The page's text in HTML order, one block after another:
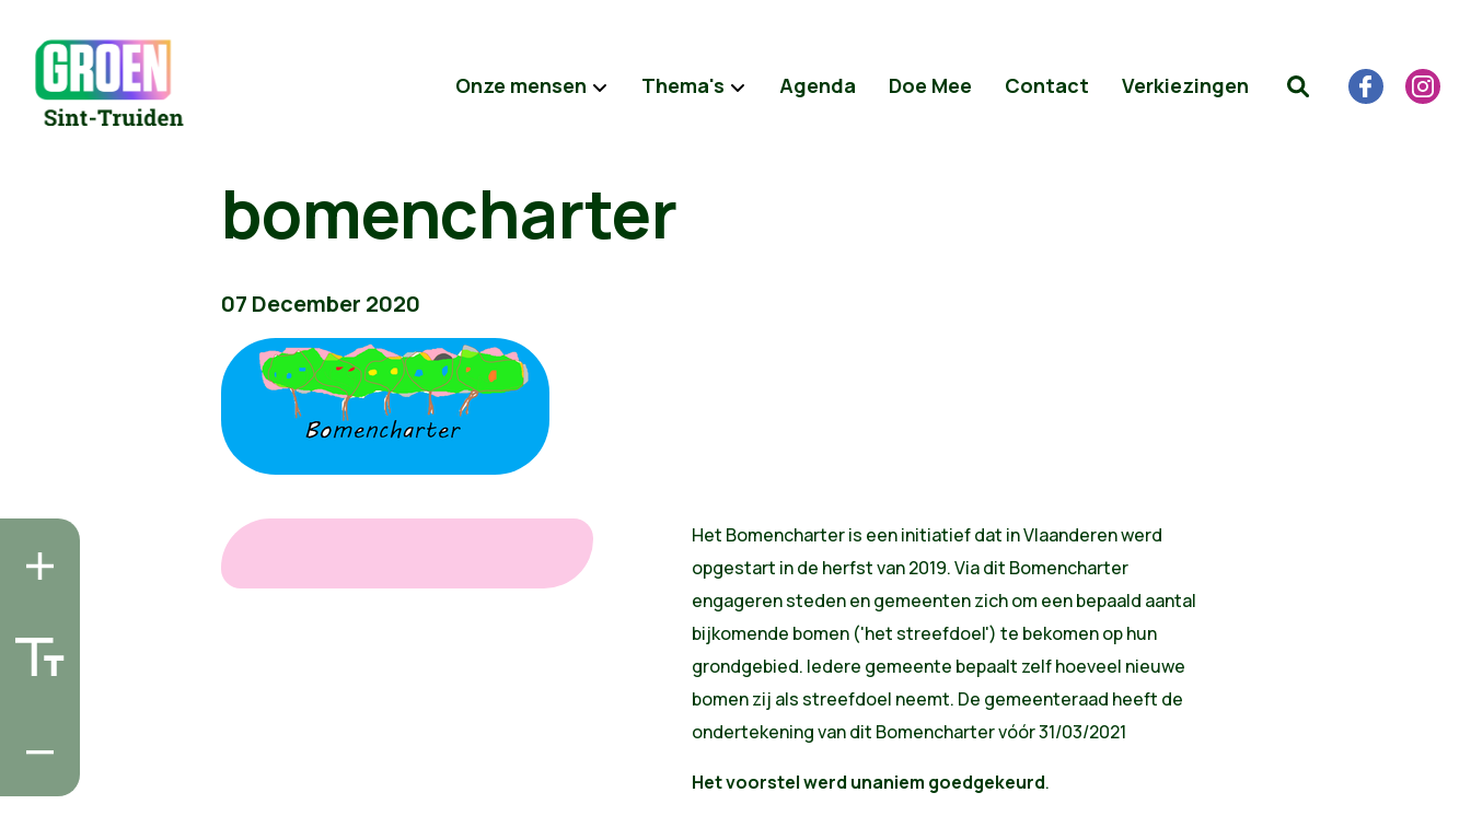
Onze mensen Thema's Agenda Doe Mee Contact Verkiezingen
bomencharter
07 December 2020
Het Bomencharter is een initiatief dat in Vlaanderen werd
opgestart in de herfst van 2019. Via dit Bomencharter
engageren steden en gemeenten zich om een bepaald aantal
bijkomende bomen ('het streefdoel') te bekomen op hun
grondgebied. Iedere gemeente bepaalt zelf hoeveel nieuwe
bomen zij als streefdoel neemt. De gemeenteraad heeft de
ondertekening van dit Bomencharter vóór 31/03/2021
Het voorstel werd unaniem goedgekeurd.